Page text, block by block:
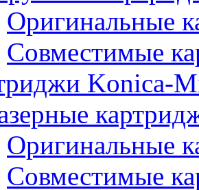
Оригинальные
Совместимые
Konica-
Оригинальные
Совместимые